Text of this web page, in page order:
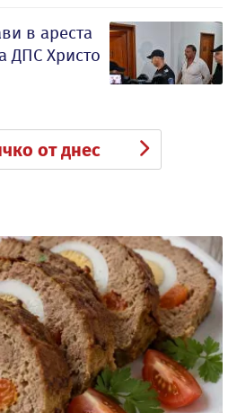
в ареста
ДПС Христо
от днес